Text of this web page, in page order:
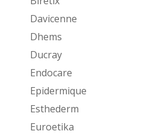
Davicenne
Dhems
Ducray
Endocare
Epidermique
Esthederm
Euroetika